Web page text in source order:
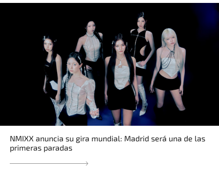
NMIXX anuncia su gira mundial: Madrid será una de las
primeras paradas